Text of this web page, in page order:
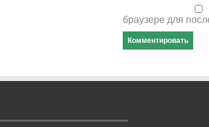
браузере для